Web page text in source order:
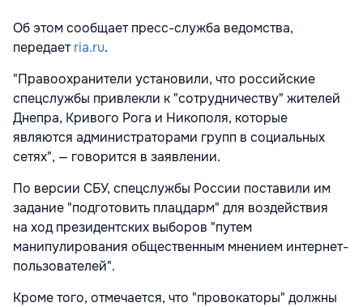
Об этом сообщает пресс-служба ведомства,
передаетria.ru.
"Правоохранители установили, что российские
спецслужбы привлекли к "сотрудничеству" жителей
Днепра, Кривого Рога и Никополя, которые
являются администраторами групп в социальных
сетях", — говорится в заявлении.
По версии СБУ, спецслужбы России поставили им
задание "подготовить плацдарм" для воздействия
на ход президентских выборов "путем
манипулирования общественным мнением интернет-
пользователей".
Кроме того, отмечается, что "провокаторы" должны